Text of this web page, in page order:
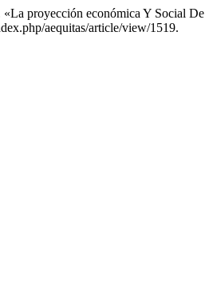
proyección económica Y Social
aequitas/article/view/1519.